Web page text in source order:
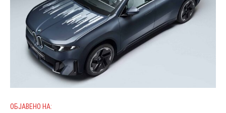
ОБЈАВЕНО НА: